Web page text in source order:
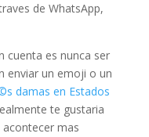
de WhatsApp,
cuenta es nunca ser
enviar un emoji o un
damas en Estados
te gustaria
mas